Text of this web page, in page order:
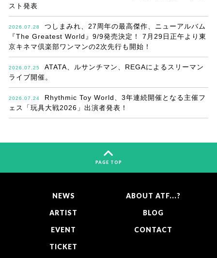
スト発表
2026.07.28
つしまみれ、27周年の最高傑作、ニューアルバム
『The Greatest World』9/9発売決定！ 7月29日正午より東
京キネマ倶楽部ワンマンの2次先行も開始！
2026.07.25
ATATA、ルサンチマン、REGAによるスリーマン
ライブ開催。
2026.07.24
Rhythmic Toy World、3年連続開催となる主催フ
ェス「玩具大戦2026」出演者発表！
PAGE TOP
NEWS
ARTIST
EVENT
TICKET
ABOUT ATF...?
BLOG
CONTACT